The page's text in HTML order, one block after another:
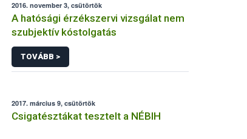
2016. november 3, csütörtök
A hatósági érzékszervi vizsgálat nem
szubjektív kóstolgatás
TOVÁBB >
2017. március 9, csütörtök
Csigatésztákat tesztelt a NÉBIH